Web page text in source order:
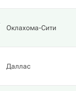
Оклахома-Сити
Даллас